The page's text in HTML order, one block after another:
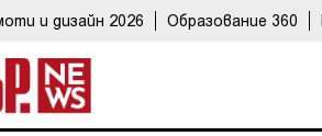
и дизайн 2026 Образование 360